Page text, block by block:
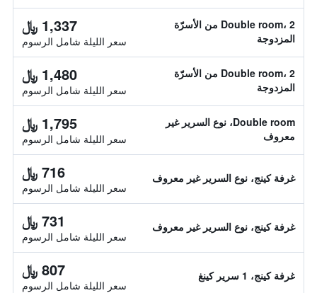
Double room، 2 من الأسرّة
المزدوجة
1,337 ﷼
سعر الليلة شامل الرسوم
Double room، 2 من الأسرّة
المزدوجة
1,480 ﷼
سعر الليلة شامل الرسوم
Double room، نوع السرير غير
معروف
1,795 ﷼
سعر الليلة شامل الرسوم
غرفة كينج، نوع السرير غير معروف 716 ﷼
سعر الليلة شامل الرسوم
غرفة كينج، نوع السرير غير معروف 731 ﷼
سعر الليلة شامل الرسوم
غرفة كينج، 1 سرير كينغ 807 ﷼
سعر الليلة شامل الرسوم